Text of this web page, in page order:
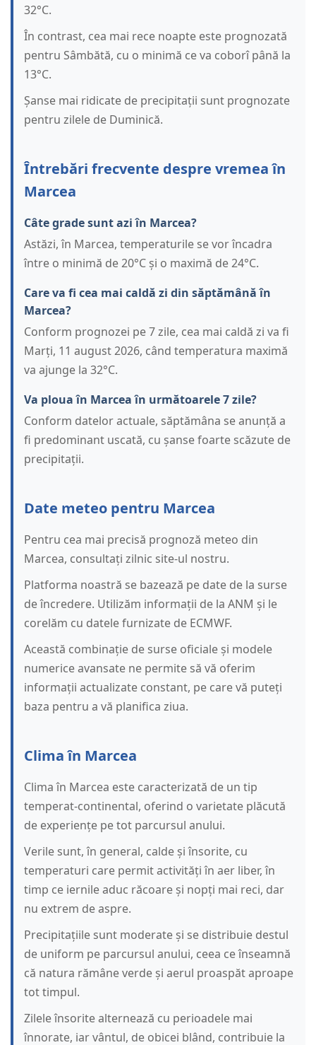
32°C.
În contrast, cea mai rece noapte este prognozată
pentru Sâmbătă, cu o minimă ce va coborî până la
13°C.
Șanse mai ridicate de precipitații sunt prognozate
pentru zilele de Duminică.
Întrebări frecvente despre vremea în
Marcea
Câte grade sunt azi în Marcea?
Astăzi, în Marcea, temperaturile se vor încadra
între o minimă de 20°C și o maximă de 24°C.
Care va fi cea mai caldă zi din săptămână în
Marcea?
Conform prognozei pe 7 zile, cea mai caldă zi va fi
Marți, 11 august 2026, când temperatura maximă
va ajunge la 32°C.
Va ploua în Marcea în următoarele 7 zile?
Conform datelor actuale, săptămâna se anunță a
fi predominant uscată, cu șanse foarte scăzute de
precipitații.
Date meteo pentru Marcea
Pentru cea mai precisă prognoză meteo din
Marcea, consultați zilnic site-ul nostru.
Platforma noastră se bazează pe date de la surse
de încredere. Utilizăm informații de la ANM și le
corelăm cu datele furnizate de ECMWF.
Această combinație de surse oficiale și modele
numerice avansate ne permite să vă oferim
informații actualizate constant, pe care vă puteți
baza pentru a vă planifica ziua.
Clima în Marcea
Clima în Marcea este caracterizată de un tip
temperat-continental, oferind o varietate plăcută
de experiențe pe tot parcursul anului.
Verile sunt, în general, calde și însorite, cu
temperaturi care permit activități în aer liber, în
timp ce iernile aduc răcoare și nopți mai reci, dar
nu extrem de aspre.
Precipitațiile sunt moderate și se distribuie destul
de uniform pe parcursul anului, ceea ce înseamnă
că natura rămâne verde și aerul proaspăt aproape
tot timpul.
Zilele însorite alternează cu perioadele mai
înnorate, iar vântul, de obicei blând, contribuie la